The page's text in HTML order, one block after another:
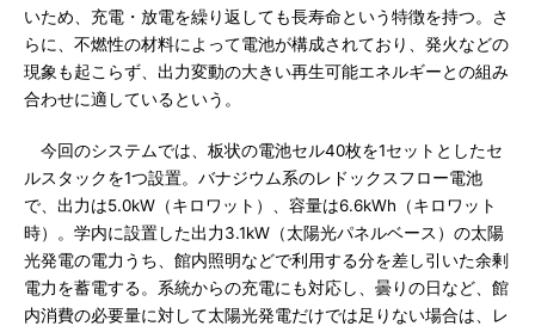
いため、充電・放電を繰り返しても長寿命という特徴を持つ。さ
らに、不燃性の材料によって電池が構成されており、発火などの
現象も起こらず、出力変動の大きい再生可能エネルギーとの組み
合わせに適しているという。
今回のシステムでは、板状の電池セル40枚を1セットとしたセ
ルスタックを1つ設置。バナジウム系のレドックスフロー電池
で、出力は5.0kW（キロワット）、容量は6.6kWh（キロワット
時）。学内に設置した出力3.1kW（太陽光パネルベース）の太陽
光発電の電力うち、館内照明などで利用する分を差し引いた余剰
電力を蓄電する。系統からの充電にも対応し、曇りの日など、館
内消費の必要量に対して太陽光発電だけでは足りない場合は、レ